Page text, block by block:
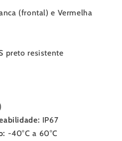
(frontal) e Vermelha
preto resistente
IP67
-40°C a 60°C